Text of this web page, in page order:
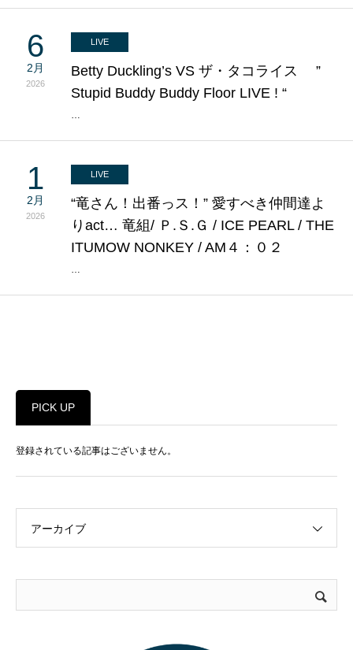
6
2月
2026
LIVE
Betty Duckling’s VS ザ・タコライス ”
Stupid Buddy Buddy Floor LIVE ! “
…
1
2月
2026
LIVE
“竜さん！出番っス！” 愛すべき仲間達よ
りact… 竜組/ Ｐ.Ｓ.Ｇ / ICE PEARL / THE
ITUMOW NONKEY / AM４：０２
…
PICK UP
登録されている記事はございません。
アーカイブ